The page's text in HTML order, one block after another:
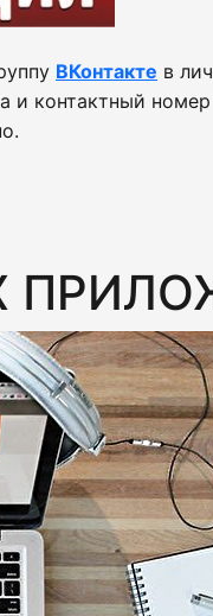
ВКонтакте в
контактный